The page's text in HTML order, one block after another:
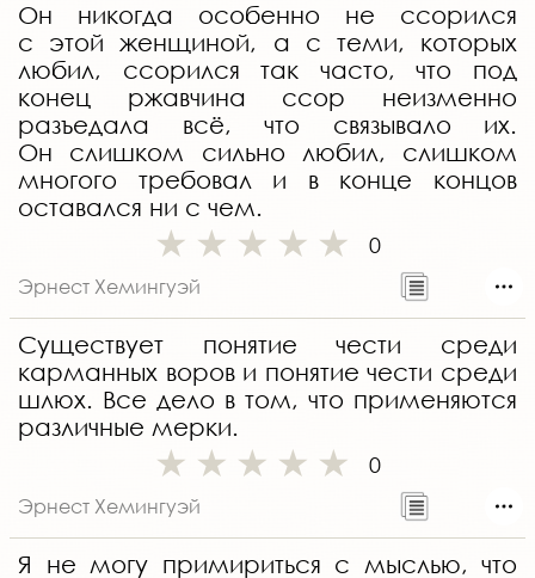
Он никогда особенно не ссорился
с этой женщиной, а с теми, которых
любил, ссорился так часто, что под
конец ржавчина ссор неизменно
разъедала всё, что связывало их.
Он слишком сильно любил, слишком
многого требовал и в конце концов
оставался ни с чем.
0
Эрнест Хемингуэй
Существует понятие чести среди
карманных воров и понятие чести среди
шлюх. Все дело в том, что применяются
различные мерки.
0
Эрнест Хемингуэй
Я не могу примириться с мыслью, что